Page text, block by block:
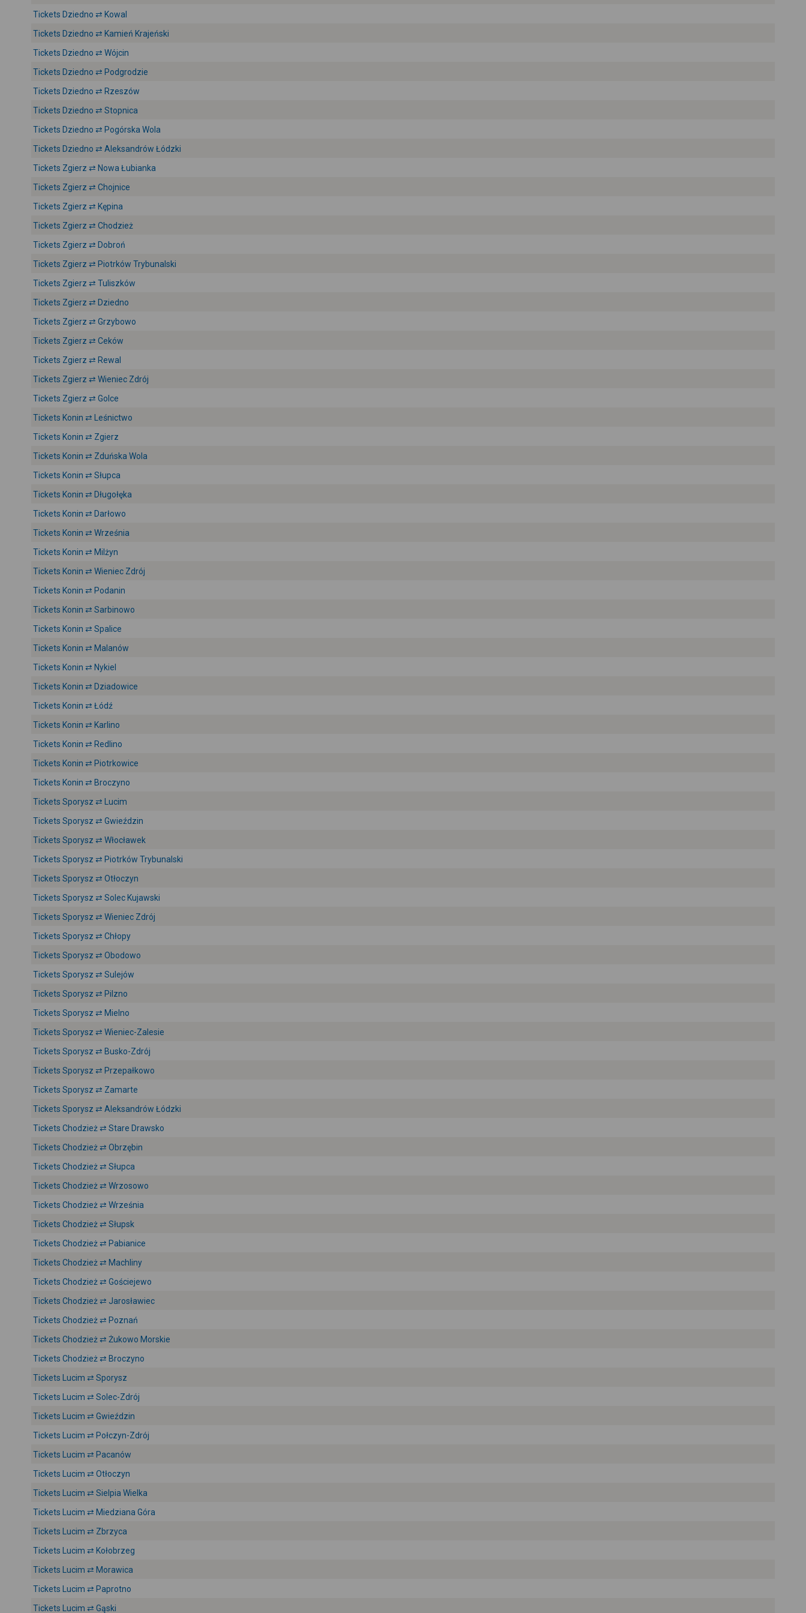
Tickets Dziedno ⇄ Kowal
Tickets Dziedno ⇄ Kamień Krajeński
Tickets Dziedno ⇄ Wójcin
Tickets Dziedno ⇄ Podgrodzie
Tickets Dziedno ⇄ Rzeszów
Tickets Dziedno ⇄ Stopnica
Tickets Dziedno ⇄ Pogórska Wola
Tickets Dziedno ⇄ Aleksandrów Łódzki
Tickets Zgierz ⇄ Nowa Łubianka
Tickets Zgierz ⇄ Chojnice
Tickets Zgierz ⇄ Kępina
Tickets Zgierz ⇄ Chodzież
Tickets Zgierz ⇄ Dobroń
Tickets Zgierz ⇄ Piotrków Trybunalski
Tickets Zgierz ⇄ Tuliszków
Tickets Zgierz ⇄ Dziedno
Tickets Zgierz ⇄ Grzybowo
Tickets Zgierz ⇄ Ceków
Tickets Zgierz ⇄ Rewal
Tickets Zgierz ⇄ Wieniec Zdrój
Tickets Zgierz ⇄ Golce
Tickets Konin ⇄ Leśnictwo
Tickets Konin ⇄ Zgierz
Tickets Konin ⇄ Zduńska Wola
Tickets Konin ⇄ Słupca
Tickets Konin ⇄ Długołęka
Tickets Konin ⇄ Darłowo
Tickets Konin ⇄ Września
Tickets Konin ⇄ Milżyn
Tickets Konin ⇄ Wieniec Zdrój
Tickets Konin ⇄ Podanin
Tickets Konin ⇄ Sarbinowo
Tickets Konin ⇄ Spalice
Tickets Konin ⇄ Malanów
Tickets Konin ⇄ Nykiel
Tickets Konin ⇄ Dziadowice
Tickets Konin ⇄ Łódź
Tickets Konin ⇄ Karlino
Tickets Konin ⇄ Redlino
Tickets Konin ⇄ Piotrkowice
Tickets Konin ⇄ Broczyno
Tickets Sporysz ⇄ Lucim
Tickets Sporysz ⇄ Gwieździn
Tickets Sporysz ⇄ Włocławek
Tickets Sporysz ⇄ Piotrków Trybunalski
Tickets Sporysz ⇄ Otłoczyn
Tickets Sporysz ⇄ Solec Kujawski
Tickets Sporysz ⇄ Wieniec Zdrój
Tickets Sporysz ⇄ Chłopy
Tickets Sporysz ⇄ Obodowo
Tickets Sporysz ⇄ Sulejów
Tickets Sporysz ⇄ Pilzno
Tickets Sporysz ⇄ Mielno
Tickets Sporysz ⇄ Wieniec-Zalesie
Tickets Sporysz ⇄ Busko-Zdrój
Tickets Sporysz ⇄ Przepałkowo
Tickets Sporysz ⇄ Zamarte
Tickets Sporysz ⇄ Aleksandrów Łódzki
Tickets Chodzież ⇄ Stare Drawsko
Tickets Chodzież ⇄ Obrzębin
Tickets Chodzież ⇄ Słupca
Tickets Chodzież ⇄ Wrzosowo
Tickets Chodzież ⇄ Września
Tickets Chodzież ⇄ Słupsk
Tickets Chodzież ⇄ Pabianice
Tickets Chodzież ⇄ Machliny
Tickets Chodzież ⇄ Gościejewo
Tickets Chodzież ⇄ Jarosławiec
Tickets Chodzież ⇄ Poznań
Tickets Chodzież ⇄ Żukowo Morskie
Tickets Chodzież ⇄ Broczyno
Tickets Lucim ⇄ Sporysz
Tickets Lucim ⇄ Solec-Zdrój
Tickets Lucim ⇄ Gwieździn
Tickets Lucim ⇄ Połczyn-Zdrój
Tickets Lucim ⇄ Pacanów
Tickets Lucim ⇄ Otłoczyn
Tickets Lucim ⇄ Sielpia Wielka
Tickets Lucim ⇄ Miedziana Góra
Tickets Lucim ⇄ Zbrzyca
Tickets Lucim ⇄ Kołobrzeg
Tickets Lucim ⇄ Morawica
Tickets Lucim ⇄ Paprotno
Tickets Lucim ⇄ Gąski